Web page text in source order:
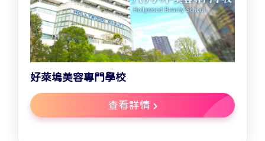
好萊塢美容專門學校
查看詳情